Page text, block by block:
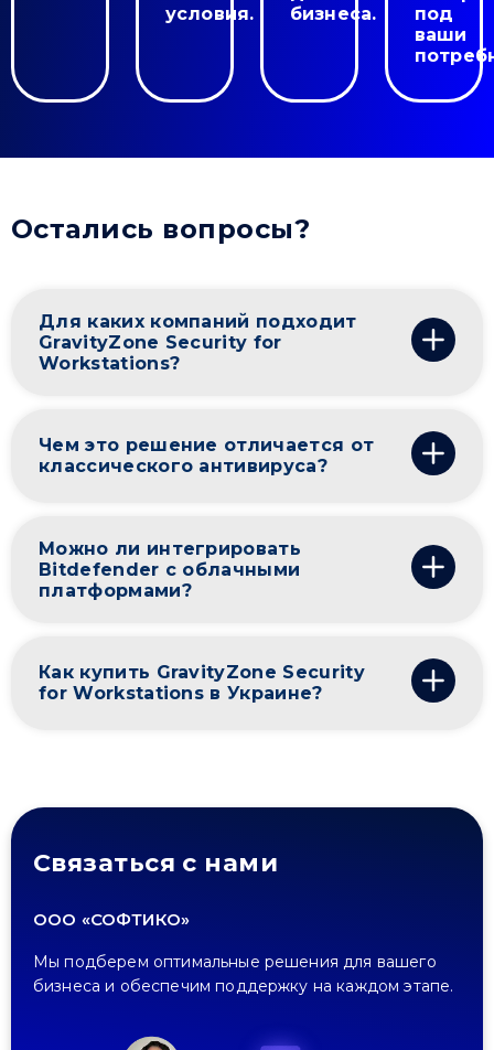
условия.
бизнеса.
под
ваши
Остались вопросы?
Для каких компаний подходит
GravityZone Security for
Workstations?
Чем это решение отличается от
классического антивируса?
Можно ли интегрировать
Bitdefender с облачными
платформами?
Как купить GravityZone Security
for Workstations в Украине?
Связаться с нами
ООО «СОФТИКО»
Мы подберем оптимальные решения для вашего
бизнеса и обеспечим поддержку на каждом этапе.